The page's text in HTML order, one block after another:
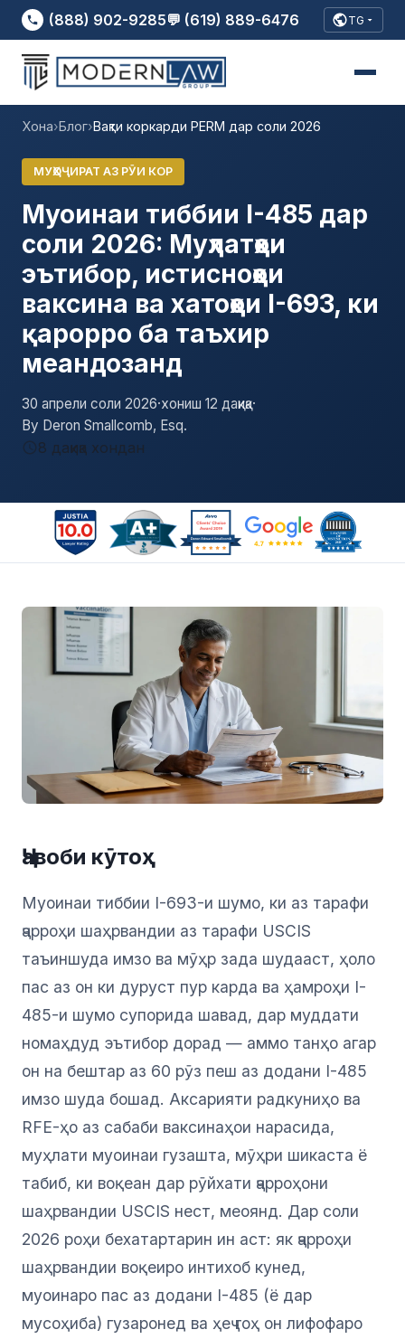
(888) 902-9285💬 (619) 889-6476 TG
Хона›Блог›Вақти коркарди PERM дар соли 2026
МУҲОҶИРАТ АЗ РӮИ КОР
Муоинаи тиббии I-485 дар
соли 2026: Муҳлатҳои
эътибор, истисноҳои
ваксина ва хатоҳои I-693, ки
қарорро ба таъхир
меандозанд
30 апрели соли 2026·хониш 12 дақиқа·
By Deron Smallcomb, Esq.
8 дақиқа хондан
Ҷавоби кӯтоҳ
Муоинаи тиббии I-693-и шумо, ки аз тарафи
ҷарроҳи шаҳрвандии аз тарафи USCIS
таъиншуда имзо ва мӯҳр зада шудааст, ҳоло
пас аз он ки дуруст пур карда ва ҳамроҳи I-
485-и шумо супорида шавад, дар муддати
номаҳдуд эътибор дорад — аммо танҳо агар
он на бештар аз 60 рӯз пеш аз додани I-485
имзо шуда бошад. Аксарияти радкуниҳо ва
RFE-ҳо аз сабаби ваксинаҳои нарасида,
муҳлати муоинаи гузашта, мӯҳри шикаста ё
табиб, ки воқеан дар рӯйхати ҷарроҳони
шаҳрвандии USCIS нест, меоянд. Дар соли
2026 роҳи бехатартарин ин аст: як ҷарроҳи
шаҳрвандии воқеиро интихоб кунед,
муоинаро пас аз додани I-485 (ё дар
мусоҳиба) гузаронед ва ҳеҷ гоҳ он лифофаро